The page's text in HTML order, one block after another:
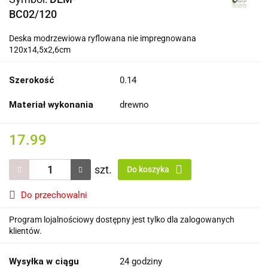
BC02/120
Deska modrzewiowa ryflowana nie impregnowana
120x14,5x2,6cm
Szerokość 0.14
Materiał wykonania drewno
17.99
szt. Do koszyka
Do przechowalni
Program lojalnościowy dostępny jest tylko dla zalogowanych
klientów.
Wysyłka w ciągu 24 godziny